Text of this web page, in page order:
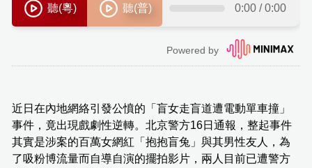
近日在內地網絡引發公憤的「盲女走盲道遭電動單車撞」
事件，竟出現戲劇性逆轉。北京警方16日通報，整起事件
其實是涉案的百萬女網紅「抱抱盲兔」與其男性友人，為
了吸粉博流量而自導自演的擺拍影片，兩人目前已遭警方